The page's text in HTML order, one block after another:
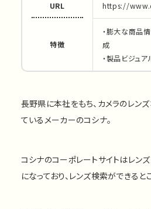
URL https://
特徴
・膨大な商品
成
・製品ビジュ
長野県に本社をもち、カメラのレン
ているメーカーのコシナ。
コシナのコーポレートサイトはレン
になっており、レンズ検索ができると